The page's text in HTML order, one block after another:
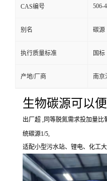
CAS编号 506-
别名 碳源
执行质量标准 国标
产地/厂商 南京
生物碳源可以
出厂超 ,同等脱氮需求投加量比
统碳源1/5,
适配小型污水站、锂电、化工